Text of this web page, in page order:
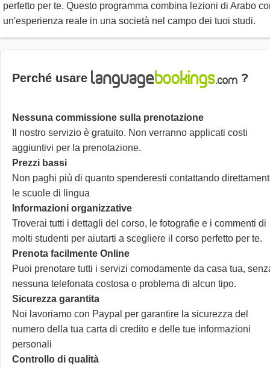
perfetto per te. Questo programma combina lezioni di Arabo
un'esperienza reale in una società nel campo dei tuoi studi.
Perché usare ?
Nessuna commissione sulla prenotazione
Il nostro servizio è gratuito. Non verranno applicati costi
aggiuntivi per la prenotazione.
Prezzi bassi
Non paghi più di quanto spenderesti contattando
le scuole di lingua
Informazioni organizzative
Troverai tutti i dettagli del corso, le fotografie e i commenti di
molti studenti per aiutarti a scegliere il corso perfetto per te.
Prenota facilmente Online
Puoi prenotare tutti i servizi comodamente da casa tua,
nessuna telefonata costosa o problema di alcun tipo.
Sicurezza garantita
Noi lavoriamo con Paypal per garantire la sicurezza del
numero della tua carta di credito e delle tue informazioni
personali
Controllo di qualità